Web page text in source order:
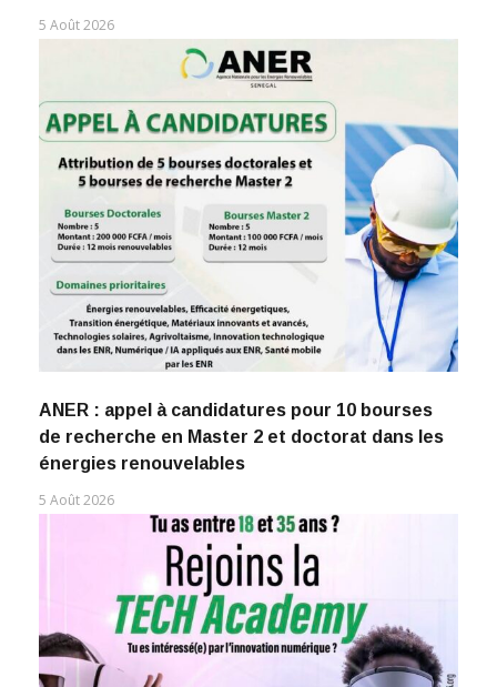
5 Août 2026
ANER : appel à candidatures pour 10 bourses
de recherche en Master 2 et doctorat dans les
énergies renouvelables
5 Août 2026